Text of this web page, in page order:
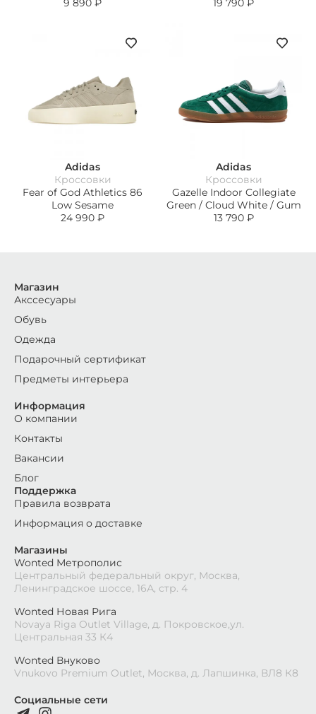
9 890 ₽
19 790 ₽
Adidas
Кроссовки
Fear of God Athletics 86
Low Sesame
24 990 ₽
Adidas
Кроссовки
Gazelle Indoor Collegiate
Green / Cloud White / Gum
13 790 ₽
Социальные сети
Магазины
Wonted Метрополис
Центральный федеральный округ, Москва,
Ленинградское шоссе, 16А, стр. 4
Wonted Новая Рига
Novaya Riga Outlet Village, д. Покровское,ул.
Центральная 33 К4
Wonted Внуково
Vnukovo Premium Outlet, Москва, д. Лапшинка, ВЛ8 К8
Магазин
Акссесуары
Обувь
Одежда
Подарочный сертификат
Предметы интерьера
Информация
О компании
Контакты
Вакансии
Блог
Поддержка
Правила возврата
Информация о доставке